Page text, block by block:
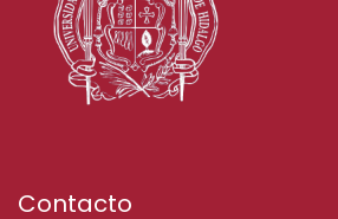
Contacto